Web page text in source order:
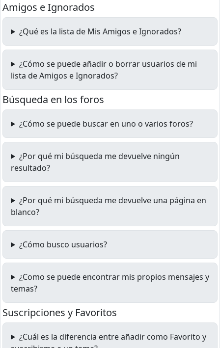
Amigos e Ignorados
¿Qué es la lista de Mis Amigos e Ignorados?
¿Cómo se puede añadir o borrar usuarios de mi
lista de Amigos e Ignorados?
Búsqueda en los foros
¿Cómo se puede buscar en uno o varios foros?
¿Por qué mi búsqueda me devuelve ningún
resultado?
¿Por qué mi búsqueda me devuelve una página en
blanco?
¿Cómo busco usuarios?
¿Como se puede encontrar mis propios mensajes y
temas?
Suscripciones y Favoritos
¿Cuál es la diferencia entre añadir como Favorito y